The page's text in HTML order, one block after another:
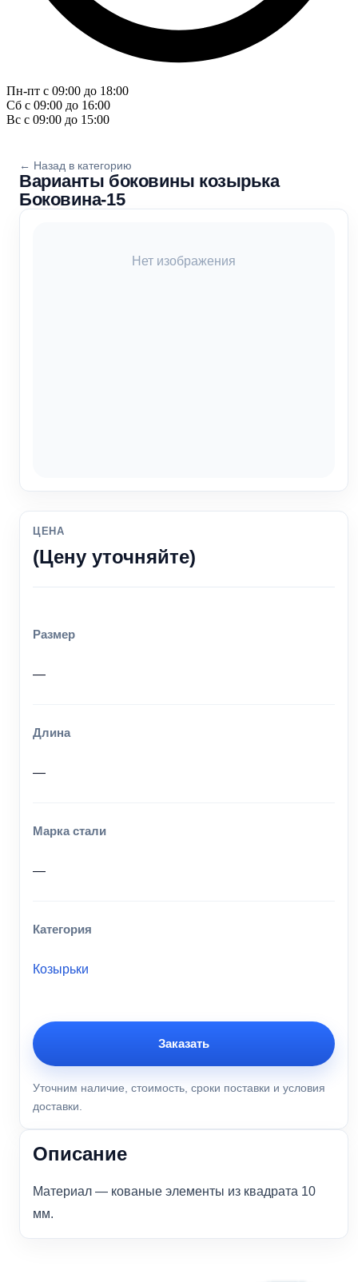
Пн-пт с 09:00 до 18:00
Сб с 09:00 до 16:00
Вс с 09:00 до 15:00
← Назад в категорию
Варианты боковины козырька
Боковина-15
Нет изображения
ЦЕНА
(Цену уточняйте)
Размер
—
Длина
—
Марка стали
—
Категория
Козырьки
Заказать
Уточним наличие, стоимость, сроки поставки и условия
доставки.
Описание
Материал — кованые элементы из квадрата 10
мм.